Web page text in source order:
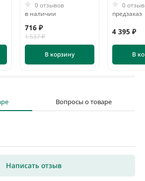
0 отзывов
в наличии
716 ₽
1 537 ₽
В корзину
0
предзаказ
4 395 ₽
В
Вопросы о товаре
Написать отзыв